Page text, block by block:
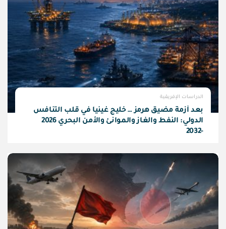
الدراسات الإفريقية
بعد أزمة مضيق هرمز … خليج غينيا في قلب التنافس
الدولي: النفط والغاز والموانئ والأمن البحري 2026
-2032